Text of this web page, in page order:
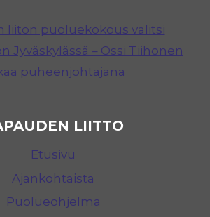
liiton puoluekokous valitsi
Jyväskylässä – Ossi Tiihonen
puheenjohtajana
LIITTO
Etusivu
Ajankohtaista
Puolueohjelma